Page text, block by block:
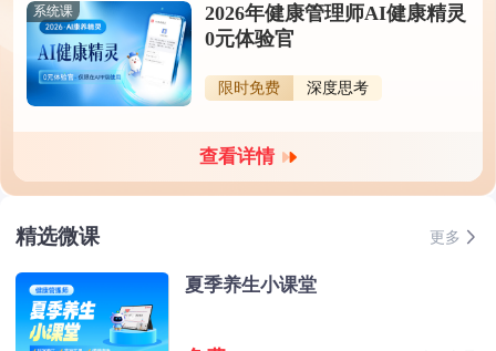
系统课
2026年健康管理师AI健康精灵
0元体验官
限时免费 深度思考
查看详情
精选微课 更多
夏季养生小课堂